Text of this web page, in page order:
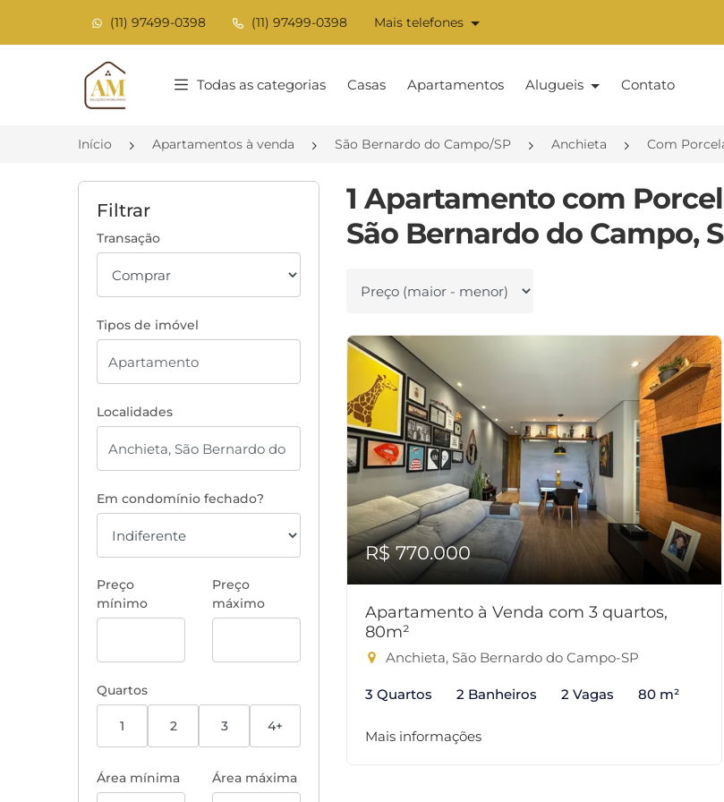
(11) 97499-0398 (11) 97499-0398 Mais telefones
Página inicial
Todas as categorias Casas Apartamentos Alugueis Contato
Início Apartamentos à venda São Bernardo do Campo/SP Anchieta Com
Filtrar
Transação
Tipos de imóvel
Localidades
Em condomínio fechado?
Preço
mínimo
Preço
máximo
Quartos
1 2 3 4+
Área mínima Área máxima
1 Apartamento com
São Bernardo do Campo,
Ordenar por
R$ 770.000
Apartamento à Venda com 3 quartos,
80m²
Anchieta, São Bernardo do Campo-SP
3 Quartos 2 Banheiros 2 Vagas 80 m²
Mais informações